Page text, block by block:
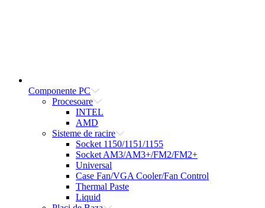
Componente PC
Procesoare
INTEL
AMD
Sisteme de racire
Socket 1150/1151/1155
Socket AM3/AM3+/FM2/FM2+
Universal
Case Fan/VGA Cooler/Fan Control
Thermal Paste
Liquid